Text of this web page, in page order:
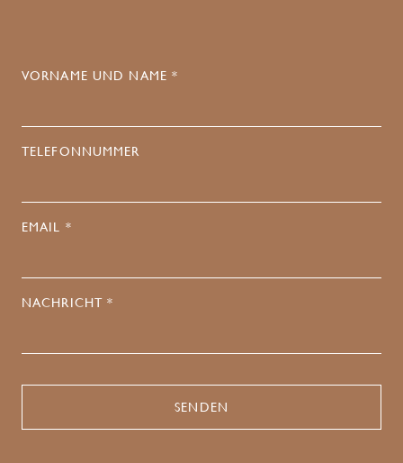
VORNAME UND NAME *
TELEFONNUMMER
EMAIL *
NACHRICHT *